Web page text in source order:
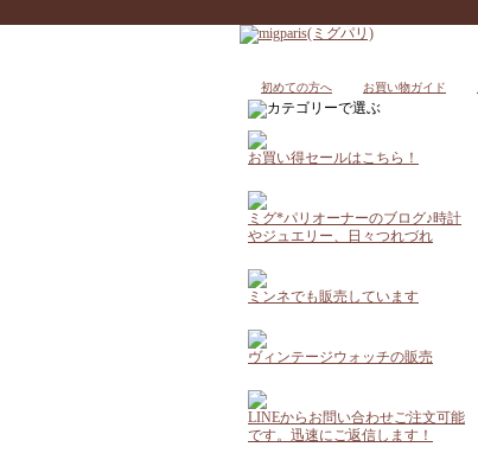
初めての方へ お買い物ガイド
お買い得セールはこちら！
ミグ*パリオーナーのブログ♪時計
やジュエリー、日々つれづれ
ミンネでも販売しています
ヴィンテージウォッチの販売
LINEからお問い合わせご注文可能
です。迅速にご返信します！